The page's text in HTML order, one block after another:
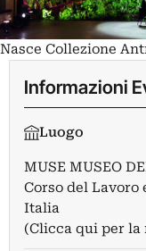
Nasce Collezione
Informazioni
Luogo
MUSE MUSEO
Corso del Lavoro
Italia
(Clicca qui per la